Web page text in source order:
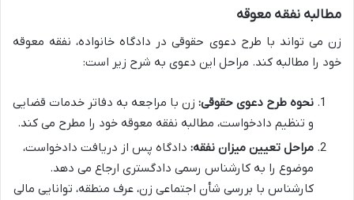
مطالبه نفقه معوقه
زن می تواند با طرح دعوی حقوقی در دادگاه خانواده، نفقه معوقه
خود را مطالبه کند. مراحل این دعوی به شرح زیر است:
نحوه طرح دعوی حقوقی: زن با مراجعه به دفاتر خدمات قضایی
و تنظیم دادخواست، مطالبه نفقه معوقه خود را مطرح می کند.
مراحل تعیین میزان نفقه: دادگاه پس از دریافت دادخواست،
موضوع را به کارشناس رسمی دادگستری ارجاع می دهد.
کارشناس با بررسی شأن اجتماعی زن، عرف منطقه، توانایی مالی